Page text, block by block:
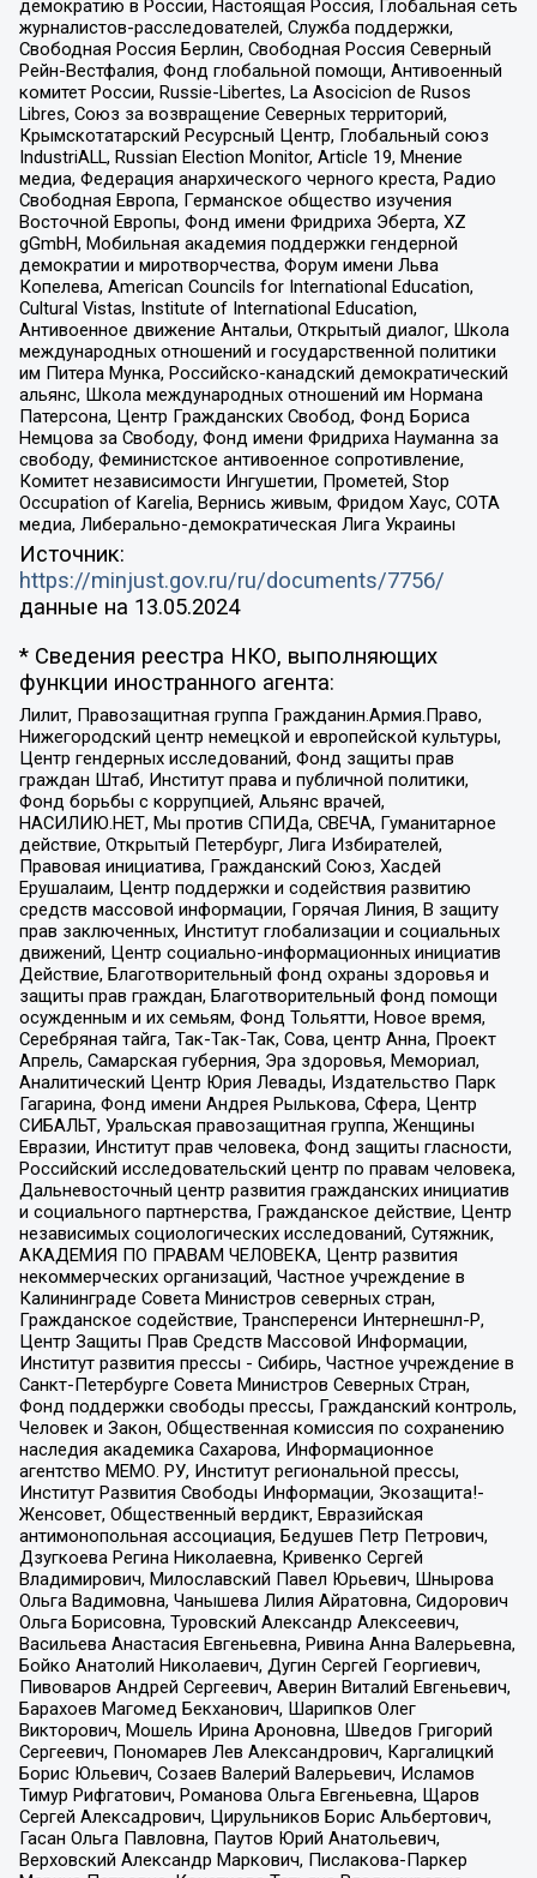
демократию в России, Настоящая Россия, Глобальная сеть
журналистов-расследователей, Служба поддержки,
Свободная Россия Берлин, Свободная Россия Северный
Рейн-Вестфалия, Фонд глобальной помощи, Антивоенный
комитет России, Russie-Libertes, La Asocicion de Rusos
Libres, Союз за возвращение Северных территорий,
Крымскотатарский Ресурсный Центр, Глобальный союз
IndustriALL, Russian Election Monitor, Article 19, Мнение
медиа, Федерация анархического черного креста, Радио
Свободная Европа, Германское общество изучения
Восточной Европы, Фонд имени Фридриха Эберта, XZ
gGmbH, Мобильная академия поддержки гендерной
демократии и миротворчества, Форум имени Льва
Копелева, American Councils for International Education,
Cultural Vistas, Institute of International Education,
Антивоенное движение Антальи, Открытый диалог, Школа
международных отношений и государственной политики
им Питера Мунка, Российско-канадский демократический
альянс, Школа международных отношений им Нормана
Патерсона, Центр Гражданских Свобод, Фонд Бориса
Немцова за Свободу, Фонд имени Фридриха Науманна за
свободу, Феминистское антивоенное сопротивление,
Комитет независимости Ингушетии, Прометей, Stop
Occupation of Karelia, Вернись живым, Фридом Хаус, СОТА
медиа, Либерально-демократическая Лига Украины
Источник:
https://minjust.gov.ru/ru/documents/7756/
данные на 13.05.2024
* Сведения реестра НКО, выполняющих
функции иностранного агента:
Лилит, Правозащитная группа Гражданин.Армия.Право,
Нижегородский центр немецкой и европейской культуры,
Центр гендерных исследований, Фонд защиты прав
граждан Штаб, Институт права и публичной политики,
Фонд борьбы с коррупцией, Альянс врачей,
НАСИЛИЮ.НЕТ, Мы против СПИДа, СВЕЧА, Гуманитарное
действие, Открытый Петербург, Лига Избирателей,
Правовая инициатива, Гражданский Союз, Хасдей
Ерушалаим, Центр поддержки и содействия развитию
средств массовой информации, Горячая Линия, В защиту
прав заключенных, Институт глобализации и социальных
движений, Центр социально-информационных инициатив
Действие, Благотворительный фонд охраны здоровья и
защиты прав граждан, Благотворительный фонд помощи
осужденным и их семьям, Фонд Тольятти, Новое время,
Серебряная тайга, Так-Так-Так, Сова, центр Анна, Проект
Апрель, Самарская губерния, Эра здоровья, Мемориал,
Аналитический Центр Юрия Левады, Издательство Парк
Гагарина, Фонд имени Андрея Рылькова, Сфера, Центр
СИБАЛЬТ, Уральская правозащитная группа, Женщины
Евразии, Институт прав человека, Фонд защиты гласности,
Российский исследовательский центр по правам человека,
Дальневосточный центр развития гражданских инициатив
и социального партнерства, Гражданское действие, Центр
независимых социологических исследований, Сутяжник,
АКАДЕМИЯ ПО ПРАВАМ ЧЕЛОВЕКА, Центр развития
некоммерческих организаций, Частное учреждение в
Калининграде Совета Министров северных стран,
Гражданское содействие, Трансперенси Интернешнл-Р,
Центр Защиты Прав Средств Массовой Информации,
Институт развития прессы - Сибирь, Частное учреждение в
Санкт-Петербурге Совета Министров Северных Стран,
Фонд поддержки свободы прессы, Гражданский контроль,
Человек и Закон, Общественная комиссия по сохранению
наследия академика Сахарова, Информационное
агентство МЕМО. РУ, Институт региональной прессы,
Институт Развития Свободы Информации, Экозащита!-
Женсовет, Общественный вердикт, Евразийская
антимонопольная ассоциация, Бедушев Петр Петрович,
Дзугкоева Регина Николаевна, Кривенко Сергей
Владимирович, Милославский Павел Юрьевич, Шнырова
Ольга Вадимовна, Чанышева Лилия Айратовна, Сидорович
Ольга Борисовна, Туровский Александр Алексеевич,
Васильева Анастасия Евгеньевна, Ривина Анна Валерьевна,
Бойко Анатолий Николаевич, Дугин Сергей Георгиевич,
Пивоваров Андрей Сергеевич, Аверин Виталий Евгеньевич,
Барахоев Магомед Бекханович, Шарипков Олег
Викторович, Мошель Ирина Ароновна, Шведов Григорий
Сергеевич, Пономарев Лев Александрович, Каргалицкий
Борис Юльевич, Созаев Валерий Валерьевич, Исламов
Тимур Рифгатович, Романова Ольга Евгеньевна, Щаров
Сергей Алексадрович, Цирульников Борис Альбертович,
Гасан Ольга Павловна, Паутов Юрий Анатольевич,
Верховский Александр Маркович, Пислакова-Паркер